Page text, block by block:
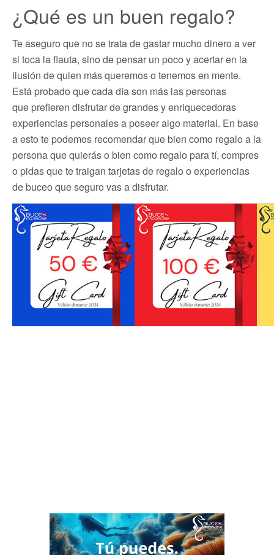
¿Qué es un buen regalo?
Te aseguro que no se trata de gastar mucho dinero a ver
si toca la flauta, sino de pensar un poco y acertar en la
ilusión de quien más queremos o tenemos en mente.
Está probado que cada día son más las personas
que prefieren disfrutar de grandes y enriquecedoras
experiencias personales a poseer algo material. En base
a esto te podemos recomendar que bien como regalo a la
persona que quierás o bien como regalo para tí, compres
o pidas que te traigan tarjetas de regalo o experiencias
de buceo que seguro vas a disfrutar.